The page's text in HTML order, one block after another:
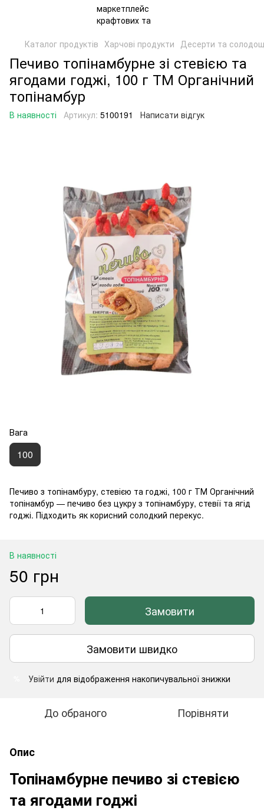
Каталог продуктів Харчові продукти Десерти та
Печиво топінамбурне зі стевією та
ягодами годжі, 100 г ТМ Органічний
топінамбур
В наявності Артикул: 5100191 Написати відгук
Вага
100
Печиво з топінамбуру, стевією та годжі, 100 г ТМ Органічний
топінамбур — печиво без цукру з топінамбуру, стевії та ягід
годжі. Підходить як корисний солодкий перекус.
В наявності
50 грн
Замовити
Замовити швидко
Увійти для відображення накопичувальної знижки
До обраного Порівняти
Опис
Топінамбурне печиво зі стевією
та ягодами годжі